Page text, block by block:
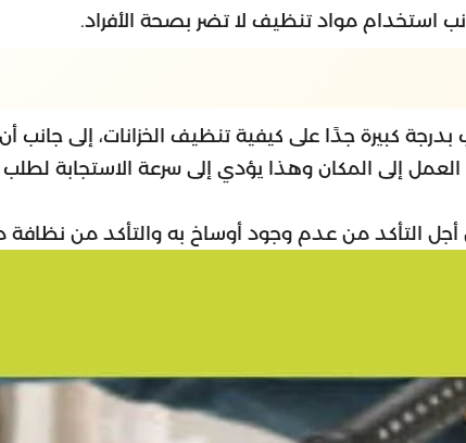
استخدام مواد تنظيف لا تضر بصحة الأفراد.
كبيرة جدًا على كيفية تنظيف الخزانات، إلى جانب
إلى المكان وهذا يؤدي إلى سرعة الاستجابة
أجل التأكد من عدم وجود أوساخ به والتأكد من نظافة